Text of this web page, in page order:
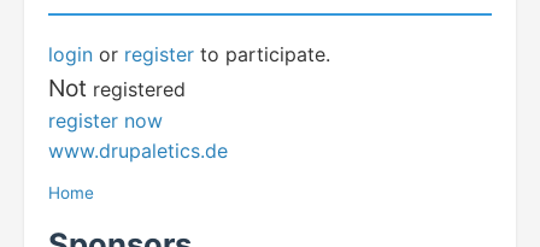
login or register to participate.
Not registered
register now
www.drupaletics.de
Home